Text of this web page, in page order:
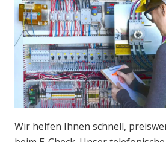
Wir helfen Ihnen schnell,